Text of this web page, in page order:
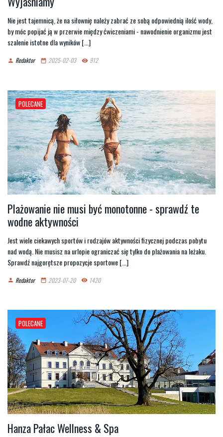
Nie jest tajemnicą, że na siłownię należy zabrać ze sobą odpowiednią ilość wody,
by móc popijać ją w przerwie między ćwiczeniami - nawodnienie organizmu jest
szalenie istotne dla wyników [...]
person Redaktor date_range 2025-02-03 remove_red_eye 912
POLECANE
Plażowanie nie musi być monotonne - sprawdź te
wodne aktywności
Jest wiele ciekawych sportów i rodzajów aktywności fizycznej podczas pobytu
nad wodą. Nie musisz na urlopie ograniczać się tylko do plażowania na leżaku.
Sprawdź najgorętsze propozycje sportowe [...]
person Redaktor date_range 2023-07-20 remove_red_eye 1420
POLECANE
Hanza Pałac Wellness & Spa